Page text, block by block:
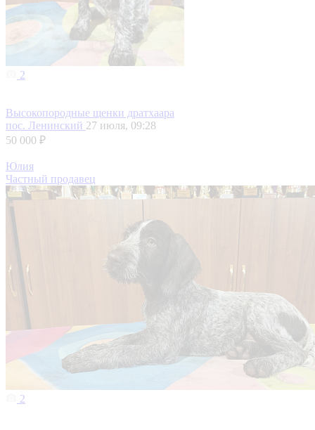
2
Высокопородные щенки дратхаара
пос. Ленинский 27 июля, 09:28
50 000 ₽
Юлия
Частный продавец
2